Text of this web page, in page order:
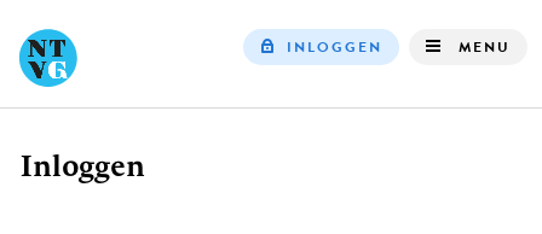
INLOGGEN MENU
Kruimelpad
Inloggen